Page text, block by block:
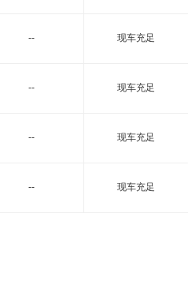
-- 现车充足
-- 现车充足
-- 现车充足
-- 现车充足